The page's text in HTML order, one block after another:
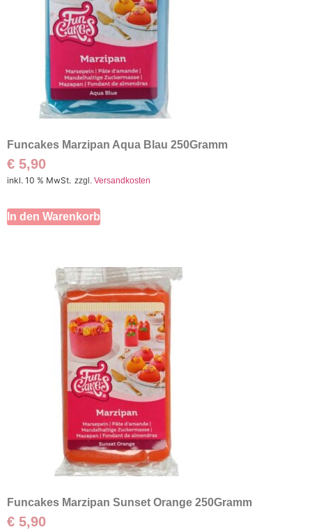
Funcakes Marzipan Aqua Blau 250Gramm
€ 5,90
inkl. 10 % MwSt. zzgl. Versandkosten
In den Warenkorb
Funcakes Marzipan Sunset Orange 250Gramm
€ 5,90